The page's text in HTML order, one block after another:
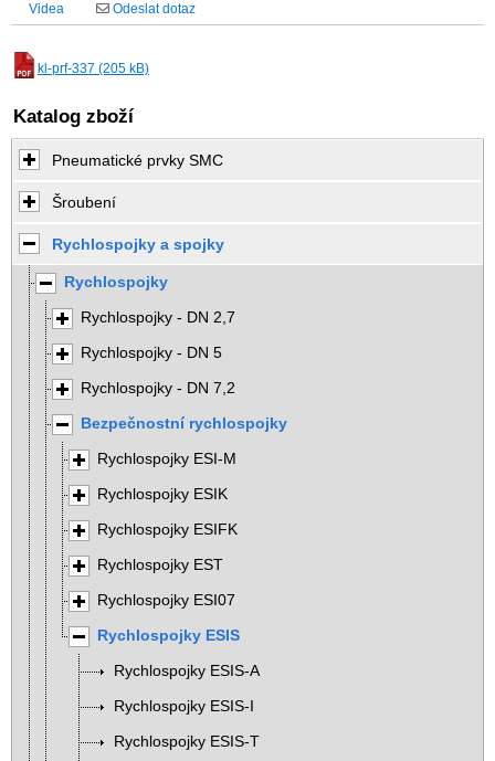
Videa Odeslat dotaz
kl-prf-337 (205 kB)
Katalog zboží
Pneumatické prvky SMC
Šroubení
Rychlospojky a spojky
Rychlospojky
Rychlospojky - DN 2,7
Rychlospojky - DN 5
Rychlospojky - DN 7,2
Bezpečnostní rychlospojky
Rychlospojky ESI-M
Rychlospojky ESIK
Rychlospojky ESIFK
Rychlospojky EST
Rychlospojky ESI07
Rychlospojky ESIS
Rychlospojky ESIS-A
Rychlospojky ESIS-I
Rychlospojky ESIS-T